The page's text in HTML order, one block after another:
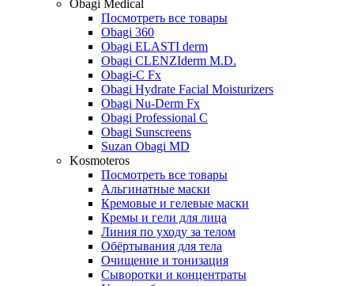
Obagi Medical
Посмотреть все товары
Obagi 360
Obagi ELASTI derm
Obagi CLENZIderm M.D.
Obagi-C Fx
Obagi Hydrate Facial Moisturizers
Obagi Nu-Derm Fx
Obagi Professional C
Obagi Sunscreens
Suzan Obagi MD
Kosmoteros
Посмотреть все товары
Альгинатные маски
Кремовые и гелевые маски
Кремы и гели для лица
Линия по уходу за телом
Обёртывания для тела
Очищение и тонизация
Сыворотки и концентраты